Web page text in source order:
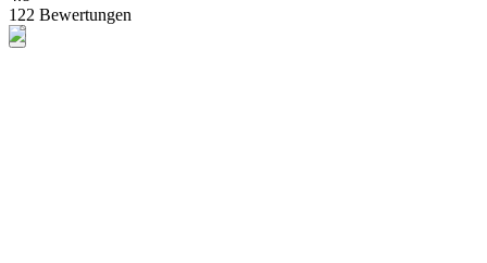
122 Bewertungen